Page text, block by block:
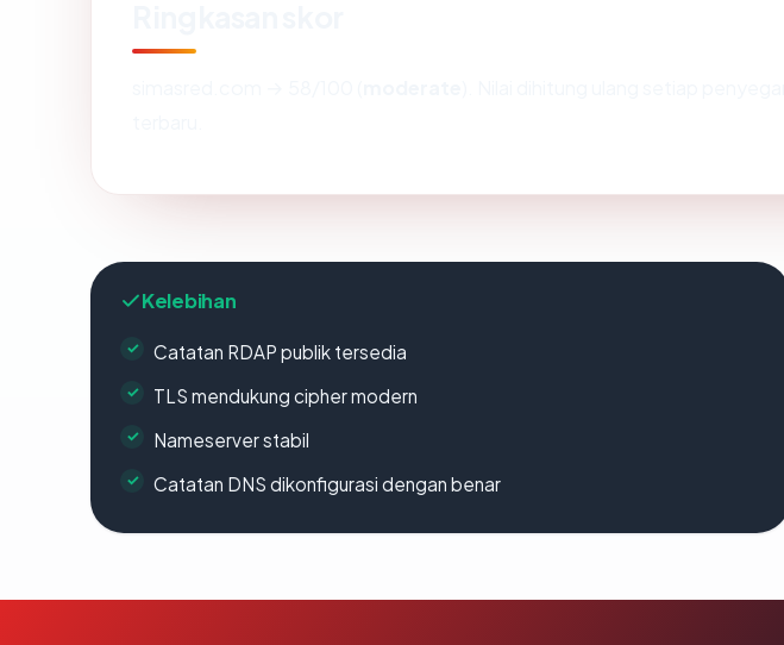
Kelebihan
Catatan RDAP publik tersedia
TLS mendukung cipher modern
Nameserver stabil
Catatan DNS dikonfigurasi dengan benar